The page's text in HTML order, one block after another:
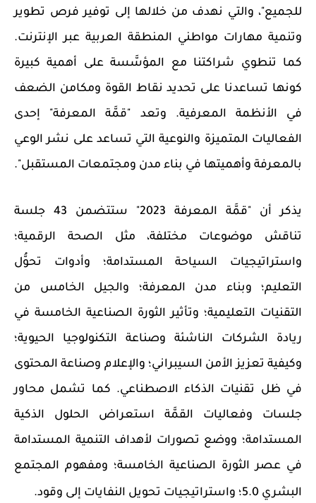
للجميع"، والتي نهدف من خلالها إلى توفير فرص تطوير
وتنمية مهارات مواطني المنطقة العربية عبر الإنترنت.
كما تنطوي شراكتنا مع المؤسَّسة على أهمية كبيرة
كونها تساعدنا على تحديد نقاط القوة ومكامن الضعف
في الأنظمة المعرفية. وتعد "قمَّة المعرفة" إحدى
الفعاليات المتميزة والنوعية التي تساعد على نشر الوعي
بالمعرفة وأهميتها في بناء مدن ومجتمعات المستقبل".
يذكر أن "قمَّة المعرفة 2023" ستتضمن 43 جلسة
تناقش موضوعات مختلفة، مثل الصحة الرقمية؛
واستراتيجيات السياحة المستدامة؛ وأدوات تحوُّل
التعليم؛ وبناء مدن المعرفة؛ والجيل الخامس من
التقنيات التعليمية؛ وتأثير الثورة الصناعية الخامسة في
ريادة الشركات الناشئة وصناعة التكنولوجيا الحيوية؛
وكيفية تعزيز الأمن السيبراني؛ والإعلام وصناعة المحتوى
في ظل تقنيات الذكاء الاصطناعي. كما تشمل محاور
جلسات وفعاليات القمَّة استعراض الحلول الذكية
المستدامة؛ ووضع تصورات لأهداف التنمية المستدامة
في عصر الثورة الصناعية الخامسة؛ ومفهوم المجتمع
البشري 5.0؛ واستراتيجيات تحويل النفايات إلى وقود.